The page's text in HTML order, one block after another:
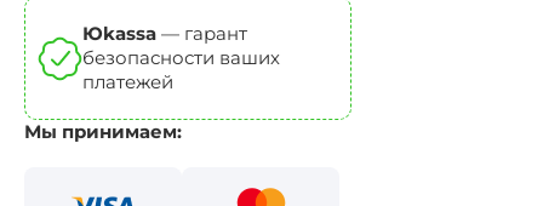
Юkassa — гарант
безопасности ваших
платежей
Мы принимаем: